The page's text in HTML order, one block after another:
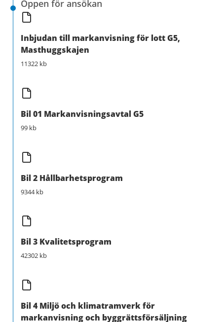
Öppen för ansökan
Inbjudan till markanvisning för lott G5,
Masthuggskajen
11322 kb
Bil 01 Markanvisningsavtal G5
99 kb
Bil 2 Hållbarhetsprogram
9344 kb
Bil 3 Kvalitetsprogram
42302 kb
Bil 4 Miljö och klimatramverk för
markanvisning och byggrättsförsäljning